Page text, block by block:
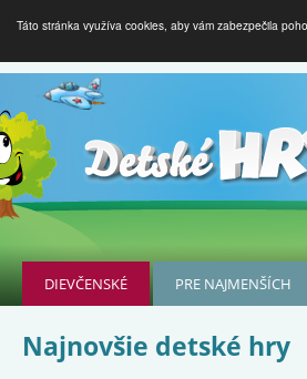
Táto stránka využíva cookies, aby vám zabezpečila
DIEVČENSKÉ PRE NAJMENŠÍCH
Najnovšie detské hry